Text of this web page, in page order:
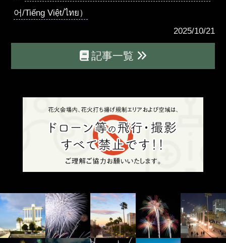
어/Tiếng Việt/ไทย）
2025/10/21
記事一覧